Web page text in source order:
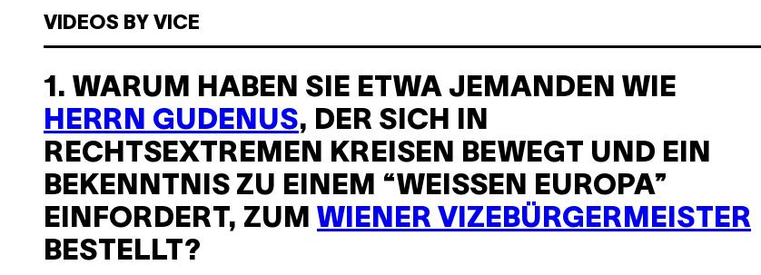
VIDEOS BY VICE
1. WARUM HABEN SIE ETWA JEMANDEN WIE
HERRN GUDENUS, DER SICH IN
RECHTSEXTREMEN KREISEN BEWEGT UND EIN
BEKENNTNIS ZU EINEM “WEISSEN EUROPA” E
INFORDERT, ZUM WIENER VIZEBÜRGERMEISTER
BESTELLT?